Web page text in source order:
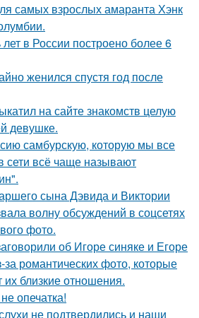
самых взрослых амаранта Хэнк
в России построено более 6
женился спустя год после
на сайте знакомств целую
девушке.
самбурскую, которую мы все
сети всё чаще называют
сына Дэвида и Виктории
волну обсуждений в соцсетях
фото.
об Игоре синяке и Егоре
за романтических фото, которые
близкие отношения.
опечатка!
не подтвердились и наши